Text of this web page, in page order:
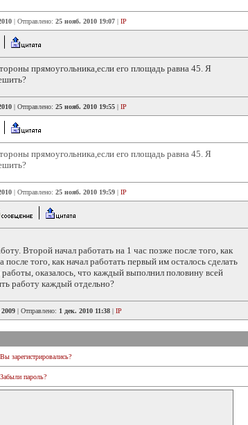
| Отправлено: 25 нояб. 2010 19:07 | IP
прямоугольника,если его площадь равна 45. Я
| Отправлено: 25 нояб. 2010 19:55 | IP
прямоугольника,если его площадь равна 45. Я
| Отправлено: 25 нояб. 2010 19:59 | IP
Второй начал работать на 1 час позже после того, как
после того, как начал работать первый им осталось сделать
оказалось, что каждый выполнил половину всей
работу каждый отдельно?
| Отправлено: 1 дек. 2010 11:38 | IP
Вы зарегистрировались?
Забыли пароль?